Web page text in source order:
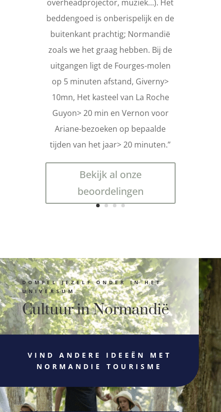
overheadprojector, muziek…). Het
beddengoed is onberispelijk en de
buitenkant prachtig; Normandië
zoals we het graag hebben. Bij de
uitgangen ligt de Fourges-molen
op 5 minuten afstand, Giverny>
10mn, Het kasteel van La Roche
Guyon> 20 min en Vernon voor
Ariane-bezoeken op bepaalde
tijden van het jaar> 20 minuten.”
Bekijk al onze
beoordelingen
“Zeer aangenaam huisje. Goed
ontworpen en goed ingericht.
Vriendelijke eigenaren. Ik raad
aan.“
DOMPEL JEZELF ONDER IN HET
UNIVERSUM
Cultuur in Normandië
VIND ANDERE IDEEËN MET
NORMANDIE TOURISME